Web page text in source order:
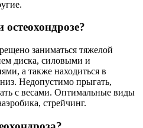
заниматься тяжелой
диска, силовыми и
а также находиться в
Недопустимо прыгать,
с весами. Оптимальные виды
стрейчинг.